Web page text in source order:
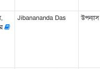
Jibanananda Das উপন্যাস